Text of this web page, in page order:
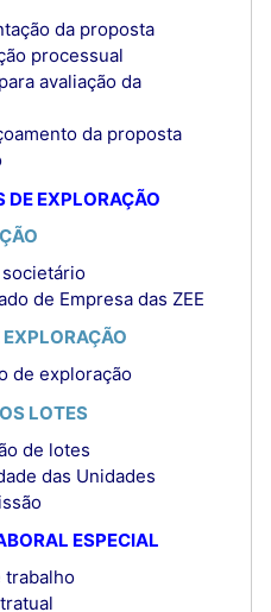
da proposta
processual
avaliação da
da proposta
DE EXPLORAÇÃO
de Empresa das ZEE
EXPLORAÇÃO
de exploração
LOTES
de lotes
das Unidades
ESPECIAL
trabalho